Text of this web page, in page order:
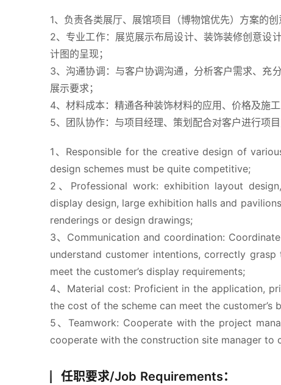
1、负责各类展厅、展馆项目（博物馆优先）方案的
2、专业工作：展览展示布局设计、装饰装修创意设
计图的呈现；
3、沟通协调：与客户协调沟通，分析客户需求、充
展示要求；
4、材料成本：精通各种装饰材料的应用、价格及施
5、团队协作：与项目经理、策划配合对客户进行项
1、Responsible for the creative design of
design schemes must be quite competitive;
2、Professional work: exhibition layout
display design, large exhibition halls and
renderings or design drawings;
3、Communication and coordination:
understand customer intentions, correctly
meet the customer’s display requirements;
4、Material cost: Proficient in the application,
the cost of the scheme can meet the customer’s
5、Teamwork: Cooperate with the project
cooperate with the construction site manager
任职要求/Job Requirements：